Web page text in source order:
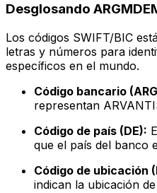
Desglosando
Los códigos SWIFT/BIC
letras y números para
específicos en el mundo.
Código bancario
representan
Código de país (DE):
que el país del banco
Código de ubicación
indican la ubicación